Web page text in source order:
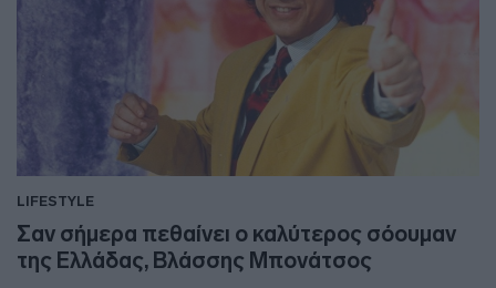
LIFESTYLE
Σαν σήμερα πεθαίνει ο καλύτερος σόουμαν
της Ελλάδας, Βλάσσης Μπονάτσος